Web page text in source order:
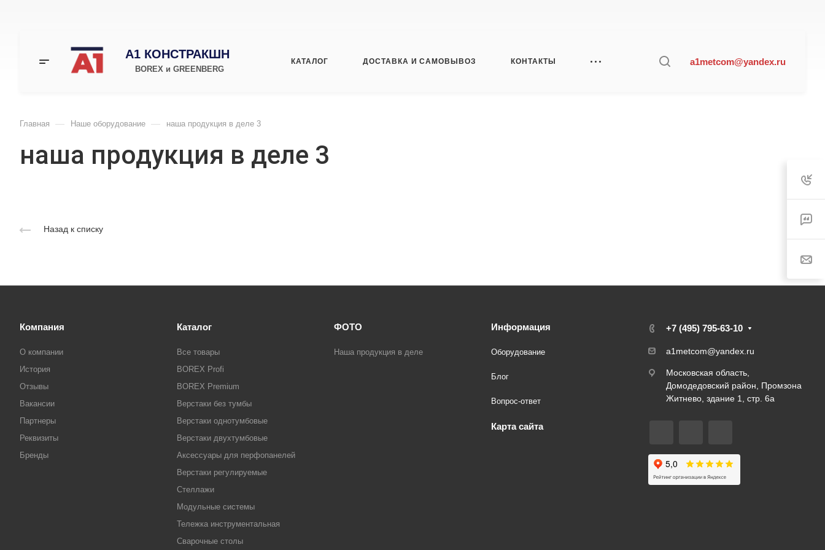
А1 КОНСТРАКШН
BOREX и GREENBERG
КАТАЛОГ ДОСТАВКА И САМОВЫВОЗ КОНТАКТЫ a1metcom@yandex.ru
Главная — Наше оборудование — наша продукция в деле 3
наша продукция в деле 3
Назад к списку
Компания
О компании
История
Отзывы
Вакансии
Партнеры
Реквизиты
Бренды
Каталог
Все товары
BOREX Profi
BOREX Premium
Верстаки без тумбы
Верстаки однотумбовые
Верстаки двухтумбовые
Аксессуары для перфопанелей
Верстаки регулируемые
Стеллажи
Модульные системы
Тележка инструментальная
Сварочные столы
ФОТО
Наша продукция в деле
Информация
Оборудование
Блог
Вопрос-ответ
Карта сайта
+7 (495) 795-63-10
a1metcom@yandex.ru
Московская область,
Домодедовский район, Промзона
Житнево, здание 1, стр. 6а